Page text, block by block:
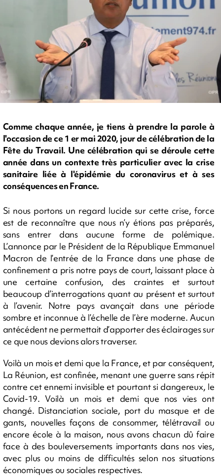
Comme chaque année, je tiens à prendre la parole à
l'occasion de ce 1 er mai 2020, jour de célébration de la
Fête du Travail. Une célébration qui se déroule cette
année dans un contexte très particulier avec la crise
sanitaire liée à l'épidémie du coronavirus et à ses
conséquences en France.
Si nous portons un regard lucide sur cette crise, force
est de reconnaître que nous n’y étions pas préparés,
sans entrer dans aucune forme de polémique.
L’annonce par le Président de la République Emmanuel
Macron de l’entrée de la France dans une phase de
confinement a pris notre pays de court, laissant place à
une certaine confusion, des craintes et surtout
beaucoup d’interrogations quant au présent et surtout
à l’avenir. Notre pays avançait dans une période
sombre et inconnue à l’échelle de l’ère moderne. Aucun
antécédent ne permettait d’apporter des éclairages sur
ce que nous devions alors traverser.
Voilà un mois et demi que la France, et par conséquent,
La Réunion, est confinée, menant une guerre sans répit
contre cet ennemi invisible et pourtant si dangereux, le
Covid-19. Voilà un mois et demi que nos vies ont
changé. Distanciation sociale, port du masque et de
gants, nouvelles façons de consommer, télétravail ou
encore école à la maison, nous avons chacun dû faire
face à des bouleversements importants dans nos vies,
avec plus ou moins de difficultés selon nos situations
économiques ou sociales respectives.